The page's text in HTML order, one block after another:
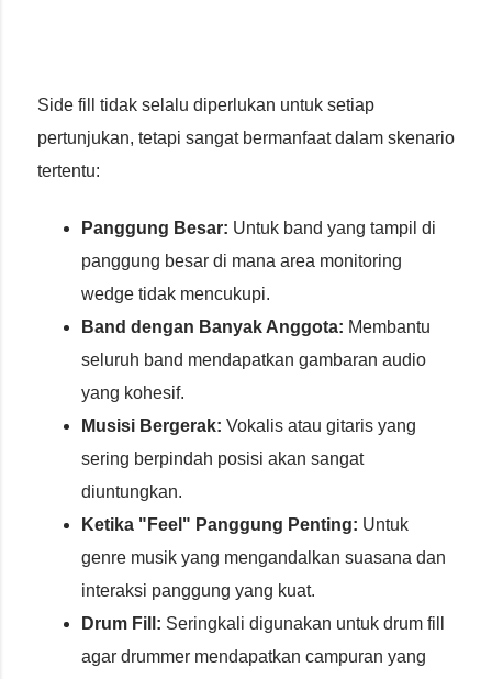
Side fill tidak selalu diperlukan untuk setiap
pertunjukan, tetapi sangat bermanfaat dalam skenario
tertentu:
Panggung Besar: Untuk band yang tampil di
panggung besar di mana area monitoring
wedge tidak mencukupi.
Band dengan Banyak Anggota: Membantu
seluruh band mendapatkan gambaran audio
yang kohesif.
Musisi Bergerak: Vokalis atau gitaris yang
sering berpindah posisi akan sangat
diuntungkan.
Ketika "Feel" Panggung Penting: Untuk
genre musik yang mengandalkan suasana dan
interaksi panggung yang kuat.
Drum Fill: Seringkali digunakan untuk drum fill
agar drummer mendapatkan campuran yang